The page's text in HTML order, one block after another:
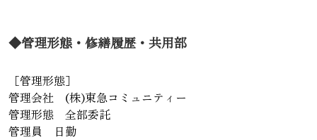
◆管理形態・修繕履歴・共用部
［管理形態］
管理会社 (株)東急コミュニティー
管理形態 全部委託
管理員 日勤